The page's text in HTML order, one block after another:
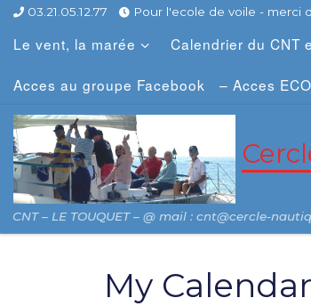
03.21.05.12.77 Pour l'ecole de voile - merci
Le vent, la marée Calendrier du CNT
Acces au groupe Facebook – Acces
CNT – LE TOUQUET – @ mail : cnt@cercle-
My Calendar